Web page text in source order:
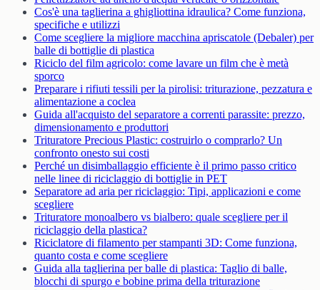
Cos'è una taglierina a ghigliottina idraulica? Come funziona,
specifiche e utilizzi
Come scegliere la migliore macchina apriscatole (Debaler) per
balle di bottiglie di plastica
Riciclo del film agricolo: come lavare un film che è metà
sporco
Preparare i rifiuti tessili per la pirolisi: triturazione, pezzatura e
alimentazione a coclea
Guida all'acquisto del separatore a correnti parassite: prezzo,
dimensionamento e produttori
Trituratore Precious Plastic: costruirlo o comprarlo? Un
confronto onesto sui costi
Perché un disimballaggio efficiente è il primo passo critico
nelle linee di riciclaggio di bottiglie in PET
Separatore ad aria per riciclaggio: Tipi, applicazioni e come
scegliere
Trituratore monoalbero vs bialbero: quale scegliere per il
riciclaggio della plastica?
Riciclatore di filamento per stampanti 3D: Come funziona,
quanto costa e come scegliere
Guida alla taglierina per balle di plastica: Taglio di balle,
blocchi di spurgo e bobine prima della triturazione